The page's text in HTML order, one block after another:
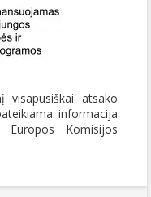
visapusiškai atsako
informacija
Komisijos